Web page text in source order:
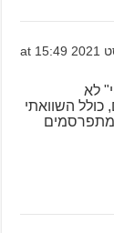
לא
השוואתי
מתפרסמים